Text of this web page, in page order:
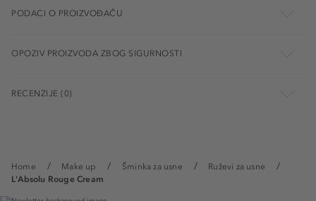
Home Make up Šminka za usne
Ruževi za usne
L'Absolu Rouge Cream
PODACI O PROIZVOĐAČU
OPOZIV PROIZVODA ZBOG SIGURNOSTI
RECENZIJE (0)